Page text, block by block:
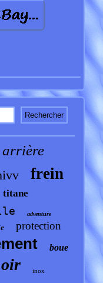
arrière
frein
titane
adventure
protection
boue
inox